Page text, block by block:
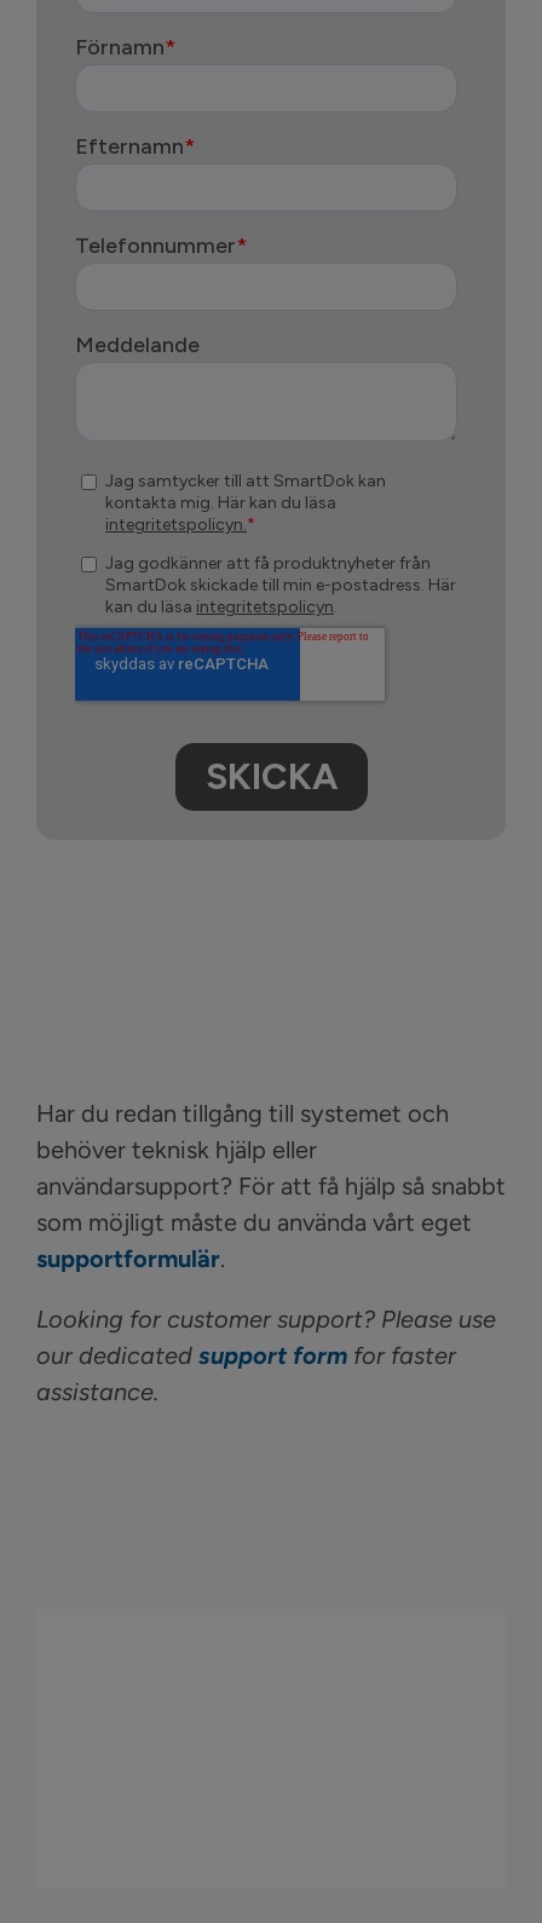
Har du redan tillgång till systemet och
behöver teknisk hjälp eller
användarsupport? För att få hjälp så snabbt
som möjligt måste du använda vårt eget
supportformulär.
Looking for customer support? Please use
our dedicated support formfor faster
assistance.